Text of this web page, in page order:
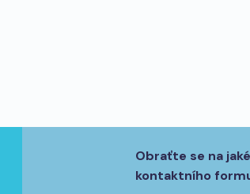
Obraťte se na
kontaktního